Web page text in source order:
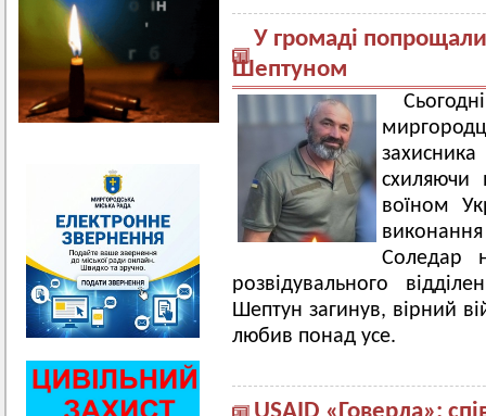
У громаді
Шептуном
схиляючи
воїном
Соледар
розвідувального
Шептун загинув, вірний
любив понад усе.